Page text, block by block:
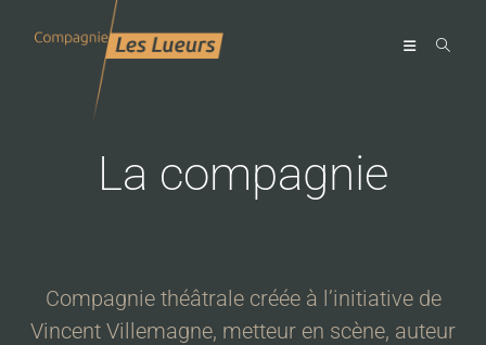
La compagnie
Compagnie théâtrale créée à l’initiative de
Vincent Villemagne, metteur en scène, auteur